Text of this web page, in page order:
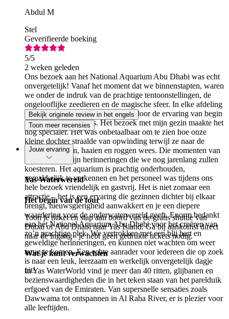
Abdul M
Stel
Geverifieerde boeking
5/5
2 weken geleden
Ons bezoek aan het National Aquarium Abu Dhabi was echt
onvergetelijk! Vanaf het moment dat we binnenstapten, waren
we onder de indruk van de prachtige tentoonstellingen, de
ongelooflijke zeedieren en de magische sfeer. In elke afdeling
viel iets unieks te ontdekken, waardoor de ervaring van begin
tot eind spannend was. Het bezoek met mijn gezin maakte het
nog specialer. Het was onbetaalbaar om te zien hoe onze
kleine dochter straalde van opwinding terwijl ze naar de
kleurrijke vissen, haaien en roggen wees. Die momenten van
pure vreugde zijn herinneringen die we nog jarenlang zullen
koesteren. Het aquarium is prachtig onderhouden,
gemakkelijk te verkennen en het personeel was tijdens ons
hele bezoek vriendelijk en gastvrij. Het is niet zomaar een
attractie – het is een ervaring die gezinnen dichter bij elkaar
brengt, nieuwsgierigheid aanwakkert en je een diepere
waardering voor de onderwaterwereld geeft. Enorm bedankt
aan het National Aquarium Abu Dhabi voor het creëren van
zo’n prachtige plek. We vertrokken met een blij hart en
geweldige herinneringen, en kunnen niet wachten om weer
terug te komen. Een echte aanrader voor iedereen die op zoek
is naar een leuk, leerzaam en werkelijk onvergetelijk dagje
uit!
Bekijk originele review in het engels
Toon meer recensies
Jouw ervaring
Yas Waterwereld
Het begin van de tour
Toon je ticket en stap aan boord van de gratis shuttle van
Dubai of Abu Dhabi naar Yas Island. Ga bij aankomst direct
naar de ingang - je hebt geen gedrukte tickets nodig.
Wat je kunt verwachten
In Yas WaterWorld vind je meer dan 40 ritten, glijbanen en
bezienswaardigheden die in het teken staan van het parelduik
erfgoed van de Emiraten. Van supersnelle sensaties zoals
Dawwama tot ontspannen in Al Raha River, er is plezier voor
alle leeftijden.